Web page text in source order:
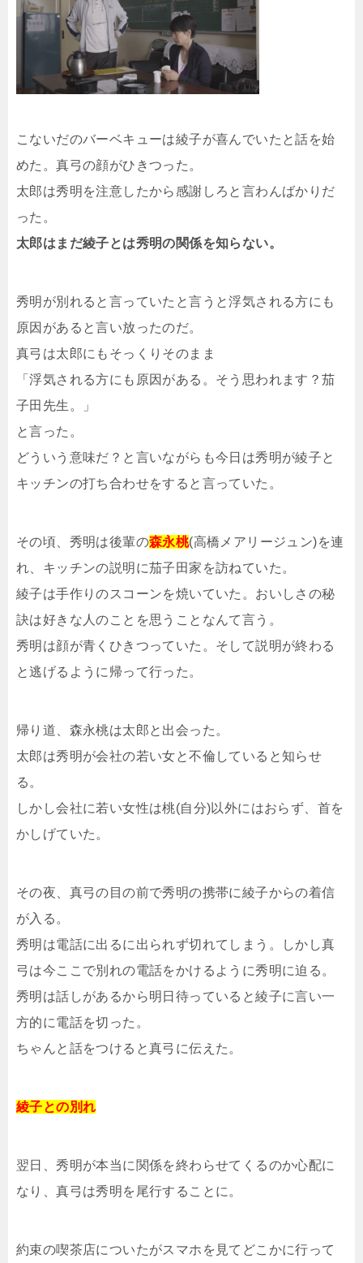
こないだのバーベキューは綾子が喜んでいたと話を始
めた。真弓の顔がひきつった。
太郎は秀明を注意したから感謝しろと言わんばかりだ
った。
太郎はまだ綾子とは秀明の関係を知らない。
秀明が別れると言っていたと言うと浮気される方にも
原因があると言い放ったのだ。
真弓は太郎にもそっくりそのまま
「浮気される方にも原因がある。そう思われます？茄
子田先生。」
と言った。
どういう意味だ？と言いながらも今日は秀明が綾子と
キッチンの打ち合わせをすると言っていた。
その頃、秀明は後輩の森永桃(高橋メアリージュン)を連
れ、キッチンの説明に茄子田家を訪ねていた。
綾子は手作りのスコーンを焼いていた。おいしさの秘
訣は好きな人のことを思うことなんて言う。
秀明は顔が青くひきつっていた。そして説明が終わる
と逃げるように帰って行った。
帰り道、森永桃は太郎と出会った。
太郎は秀明が会社の若い女と不倫していると知らせ
る。
しかし会社に若い女性は桃(自分)以外にはおらず、首を
かしげていた。
その夜、真弓の目の前で秀明の携帯に綾子からの着信
が入る。
秀明は電話に出るに出られず切れてしまう。しかし真
弓は今ここで別れの電話をかけるように秀明に迫る。
秀明は話しがあるから明日待っていると綾子に言い一
方的に電話を切った。
ちゃんと話をつけると真弓に伝えた。
綾子との別れ
翌日、秀明が本当に関係を終わらせてくるのか心配に
なり、真弓は秀明を尾行することに。
約束の喫茶店についたがスマホを見てどこかに行って